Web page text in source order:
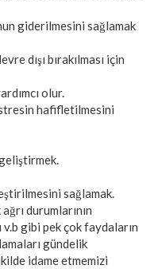
giderilmesini sağlamak
dışı bırakılması için
olur.
hafifletilmesini
sağlamak.
durumlarının
v.b gibi pek çok faydaların
gündelik
idame etmemizi